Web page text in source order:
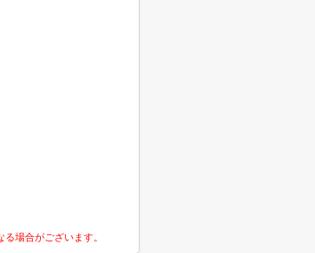
場合がございます。